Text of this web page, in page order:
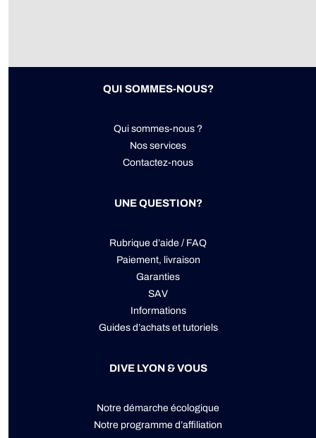
QUI SOMMES-NOUS?
Qui sommes-nous ?
Nos services
Contactez-nous
UNE QUESTION?
Rubrique d’aide / FAQ
Paiement, livraison
Garanties
SAV
Informations
Guides d’achats et tutoriels
DIVE LYON & VOUS
Notre démarche écologique
Notre programme d’affiliation